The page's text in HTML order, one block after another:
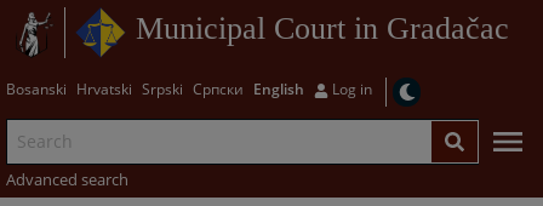
Municipal Court in Gradačac
Bosanski Hrvatski Srpski Српски English Log in
Advanced search